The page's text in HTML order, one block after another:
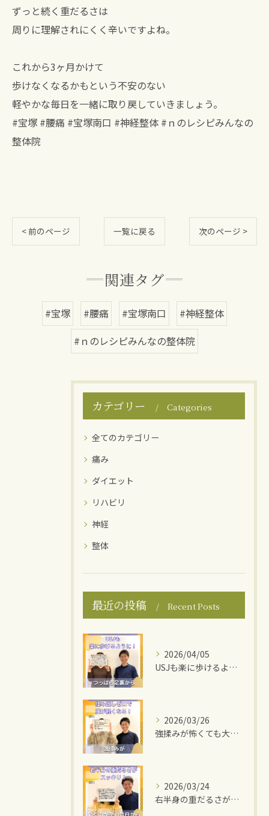
ずっと続く重だるさは
周りに理解されにくく辛いですよね。
これから3ヶ月かけて
歩けなくなるかもという不安のない
軽やかな毎日を一緒に取り戻していきましょう。
#宝塚 #腰痛 #宝塚南口 #神経整体 #ｎのレシピみんなの
整体院
< 前のページ 一覧に戻る 次のページ >
関連タグ
#宝塚 #腰痛 #宝塚南口
#神経整体
#ｎのレシピみんなの整体院
カテゴリー Categories
全てのカテゴリー
痛み
ダイエット
リハビリ
神経
整体
最近の投稿 Recent Posts
2026/04/05
USJも楽に歩けるように！
2026/03/26
強揉みが怖くても大丈夫！
2026/03/24
右半身の重だるさがスッキリ！